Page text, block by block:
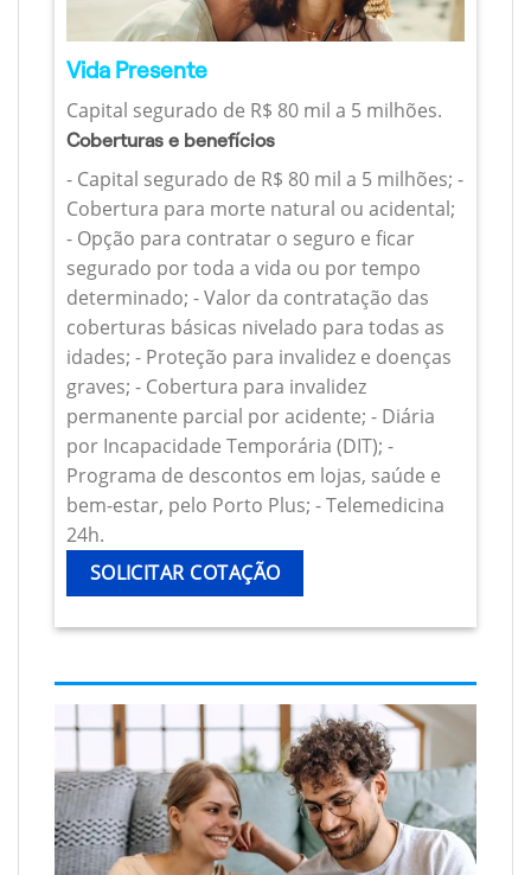
Vida Presente
Capital segurado de R$ 80 mil a 5 milhões.
Coberturas e benefícios
- Capital segurado de R$ 80 mil a 5 milhões; -
Cobertura para morte natural ou acidental;
- Opção para contratar o seguro e ficar
segurado por toda a vida ou por tempo
determinado; - Valor da contratação das
coberturas básicas nivelado para todas as
idades; - Proteção para invalidez e doenças
graves; - Cobertura para invalidez
permanente parcial por acidente; - Diária
por Incapacidade Temporária (DIT); -
Programa de descontos em lojas, saúde e
bem-estar, pelo Porto Plus; - Telemedicina
24h.
SOLICITAR COTAÇÃO